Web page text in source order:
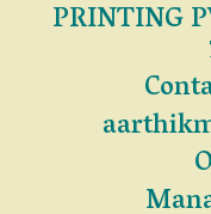
PRINTING